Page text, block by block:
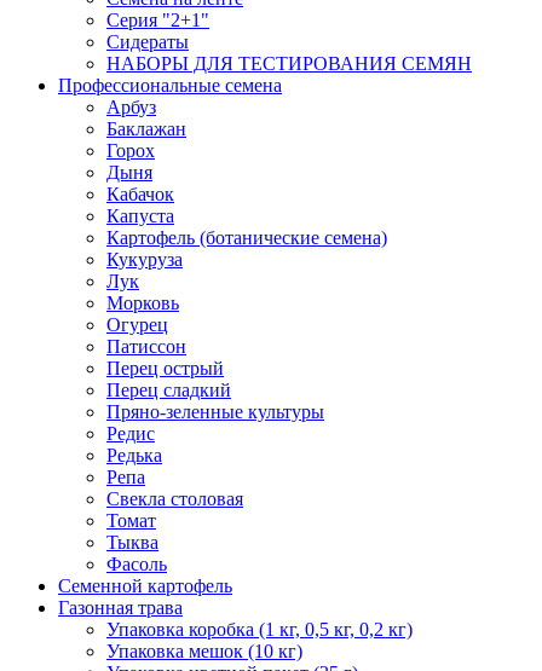
Серия "2+1"
Сидераты
НАБОРЫ ДЛЯ ТЕСТИРОВАНИЯ СЕМЯН
Профессиональные семена
Арбуз
Баклажан
Горох
Дыня
Кабачок
Капуста
Картофель (ботанические семена)
Кукуруза
Лук
Морковь
Огурец
Патиссон
Перец острый
Перец сладкий
Пряно-зеленные культуры
Редис
Редька
Репа
Свекла столовая
Томат
Тыква
Фасоль
Семенной картофель
Газонная трава
Упаковка коробка (1 кг, 0,5 кг, 0,2 кг)
Упаковка мешок (10 кг)